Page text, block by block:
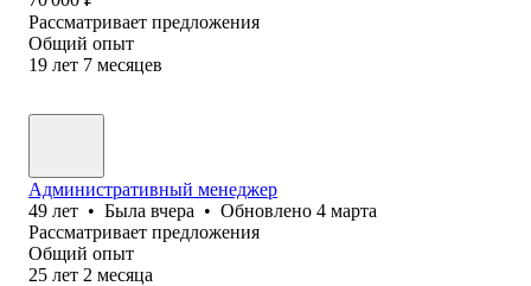
Рассматривает предложения
Общий опыт
19 лет 7 месяцев
Административный менеджер
49 лет • Была вчера • Обновлено 4 марта
Рассматривает предложения
Общий опыт
25 лет 2 месяца